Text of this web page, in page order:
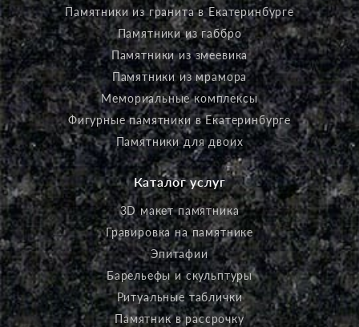
Памятники из гранита в Екатеринбурге
Памятники из габбро
Памятники из змеевика
Памятники из мрамора
Мемориальные комплексы
Фигурные памятники в Екатеринбурге
Памятники для двоих
Каталог услуг
3D макет памятника
Гравировка на памятнике
Эпитафии
Барельефы и скульптуры
Ритуальные таблички
Памятник в рассрочку